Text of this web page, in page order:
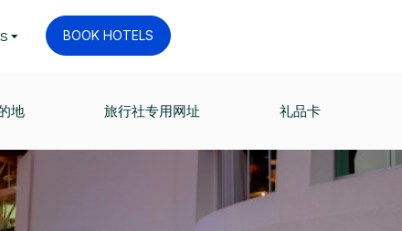
BOOK HOTELS
地 旅行社专用网址 礼品卡